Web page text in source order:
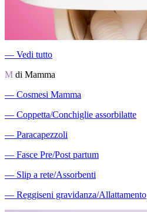
― Vedi tutto
M di Mamma
― Cosmesi Mamma
― Coppetta/Conchiglie assorbilatte
― Paracapezzoli
― Fasce Pre/Post partum
― Slip a rete/Assorbenti
― Reggiseni gravidanza/Allattamento